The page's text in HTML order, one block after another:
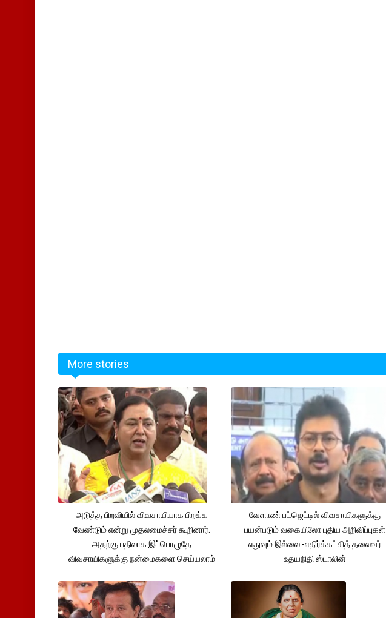
More stories
அடுத்த பிறவியில் விவசாயியாக பிறக்க
வேண்டும் என்று முதலமைச்சர் கூறினார்.
அதற்கு பதிலாக இப்பொழுதே
விவசாயிகளுக்கு நன்மைகளை செய்யலாம்
வேளாண் பட்ஜெட்டில் விவசாயிகளுக்கு
பயன்படும் வகையிலோ புதிய அறிவிப்புகள்
எதுவும் இல்லை -எதிர்க்கட்சித் தலைவர்
உதயநிதி ஸ்டாலின்